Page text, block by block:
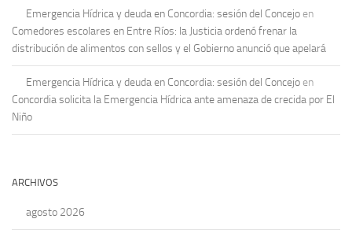
Emergencia Hídrica y deuda en Concordia: sesión del Concejo en
Comedores escolares en Entre Ríos: la Justicia ordenó frenar la
distribución de alimentos con sellos y el Gobierno anunció que apelará
Emergencia Hídrica y deuda en Concordia: sesión del Concejo en
Concordia solicita la Emergencia Hídrica ante amenaza de crecida por El
Niño
ARCHIVOS
agosto 2026